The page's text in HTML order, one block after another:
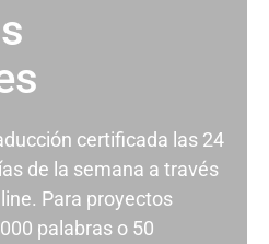
certificada las 24
de la semana a través
Para proyectos
palabras o 50